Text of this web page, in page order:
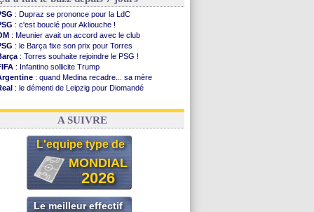
: Dupraz se prononce pour la LdC
: c'est bouclé pour Akliouche !
: Meunier avait un accord avec le club
: le Barça fixe son prix pour Torres
: Torres souhaite rejoindre le PSG !
: Infantino sollicite Trump
: quand Medina recadre... sa mère
: le démenti de Leipzig pour Diomandé
: le conseiller d'Infantino démissionne !
A SUIVRE
L'equipe type de
MONDIAL
2026
Le meilleur effectif